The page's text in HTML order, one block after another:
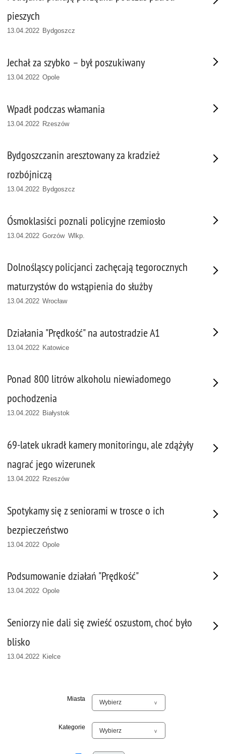
pieszych
13.04.2022 Bydgoszcz
Jechał za szybko – był poszukiwany
13.04.2022 Opole
Wpadł podczas włamania
13.04.2022 Rzeszów
Bydgoszczanin aresztowany za kradzież
rozbójniczą
13.04.2022 Bydgoszcz
Ósmoklasiści poznali policyjne rzemiosło
13.04.2022 Gorzów Wlkp.
Dolnośląscy policjanci zachęcają tegorocznych
maturzystów do wstąpienia do służby
13.04.2022 Wrocław
Działania "Prędkość" na autostradzie A1
13.04.2022 Katowice
Ponad 800 litrów alkoholu niewiadomego
pochodzenia
13.04.2022 Białystok
69-latek ukradł kamery monitoringu, ale zdążyły
nagrać jego wizerunek
13.04.2022 Rzeszów
Spotykamy się z seniorami w trosce o ich
bezpieczeństwo
13.04.2022 Opole
Podsumowanie działań "Prędkość"
13.04.2022 Opole
Seniorzy nie dali się zwieść oszustom, choć było
blisko
13.04.2022 Kielce
Miasta
Kategorie